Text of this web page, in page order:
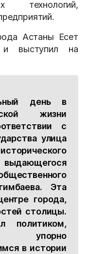
технологий,
Астаны Есет
и выступил на
день в
жизни
с
улица
Эта
города,
столицы.
политиком,
упорно
в истории